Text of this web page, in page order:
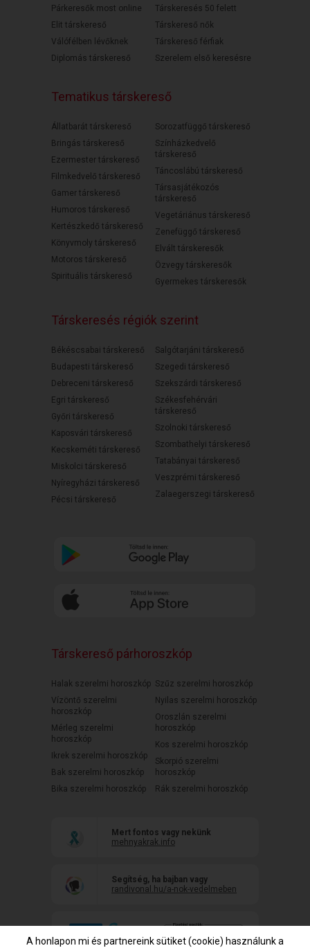
Párkeresők most online
Elit társkereső
Válófélben lévőknek
Diplomás társkereső
Társkeresés 50 felett
Társkereső nők
Társkereső férfiak
Szerelem első keresésre
Tematikus társkereső
Állatbarát társkereső
Bringás társkereső
Ezermester társkereső
Filmkedvelő társkereső
Gamer társkereső
Humoros társkereső
Kertészkedő társkereső
Könyvmoly társkereső
Motoros társkereső
Spirituális társkereső
Sorozatfüggő társkereső
Színházkedvelő
társkereső
Táncoslábú társkereső
Társasjátékozós
társkereső
Vegetáriánus társkereső
Zenefüggő társkereső
Elvált társkeresők
Özvegy társkeresők
Gyermekes társkeresők
Társkeresés régiók szerint
Békéscsabai társkereső
Budapesti társkereső
Debreceni társkereső
Egri társkereső
Győri társkereső
Kaposvári társkereső
Kecskeméti társkereső
Miskolci társkereső
Nyíregyházi társkereső
Pécsi társkereső
Salgótarjáni társkereső
Szegedi társkereső
Szekszárdi társkereső
Székesfehérvári
társkereső
Szolnoki társkereső
Szombathelyi társkereső
Tatabányai társkereső
Veszprémi társkereső
Zalaegerszegi társkereső
Társkereső párhoroszkóp
Halak szerelmi horoszkóp
Vízöntő szerelmi
horoszkóp
Mérleg szerelmi
horoszkóp
Ikrek szerelmi horoszkóp
Bak szerelmi horoszkóp
Bika szerelmi horoszkóp
Szűz szerelmi horoszkóp
Nyilas szerelmi horoszkóp
Oroszlán szerelmi
horoszkóp
Kos szerelmi horoszkóp
Skorpió szerelmi
horoszkóp
Rák szerelmi horoszkóp
Mert fontos vagy nekünk
mehnyakrak.info
Segítség, ha bajban vagy
randivonal.hu/a-nok-vedelmeben
A honlapon mi és partnereink sütiket (cookie) használunk a